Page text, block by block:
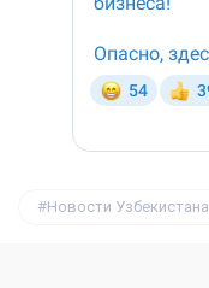
Новости Узбекистана